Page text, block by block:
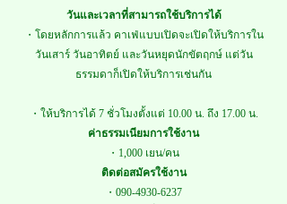
วันและเวลาที่สามารถใช้บริการได้
・โดยหลักการแล้ว คาเฟ่แบบเปิดจะเปิดให้บริการใน
วันเสาร์ วันอาทิตย์ และวันหยุดนักขัตฤกษ์ แต่วัน
ธรรมดาก็เปิดให้บริการเช่นกัน
・ให้บริการได้ 7 ชั่วโมงตั้งแต่ 10.00 น. ถึง 17.00 น.
ค่าธรรมเนียมการใช้งาน
・1,000 เยน/คน
ติดต่อสมัครใช้งาน
・090-4930-6237